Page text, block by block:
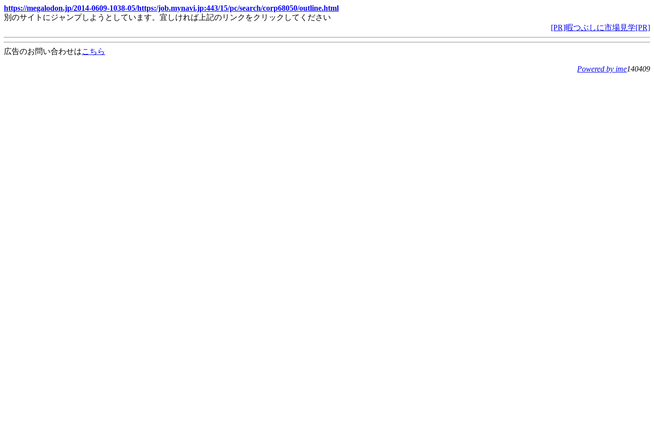
https://megalodon.jp/2014-0609-1038-05/https:/job.mynavi.jp:443/15/pc/search/corp68050/outline.html
別のサイトにジャンプしようとしています。宜しければ上記のリンクをクリックしてください
[PR]暇つぶしに市場見学[PR]
広告のお問い合わせはこちら
Powered by ime140409